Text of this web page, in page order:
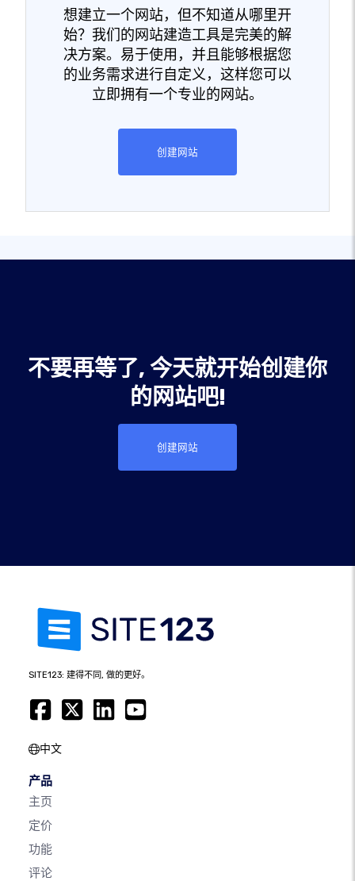
想建立一个网站，但不知道从哪里开
始？我们的网站建造工具是完美的解
决方案。易于使用，并且能够根据您
的业务需求进行自定义，这样您可以
立即拥有一个专业的网站。
创建网站
不要再等了, 今天就开始创建你
的网站吧!
创建网站
SITE123: 建得不同, 做的更好。
中文
产品
主页
定价
功能
评论